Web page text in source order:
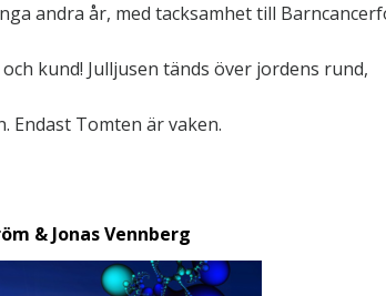
andra år, med tacksamhet till
kund! Julljusen tänds över jordens rund,
Endast Tomten är vaken.
& Jonas Vennberg